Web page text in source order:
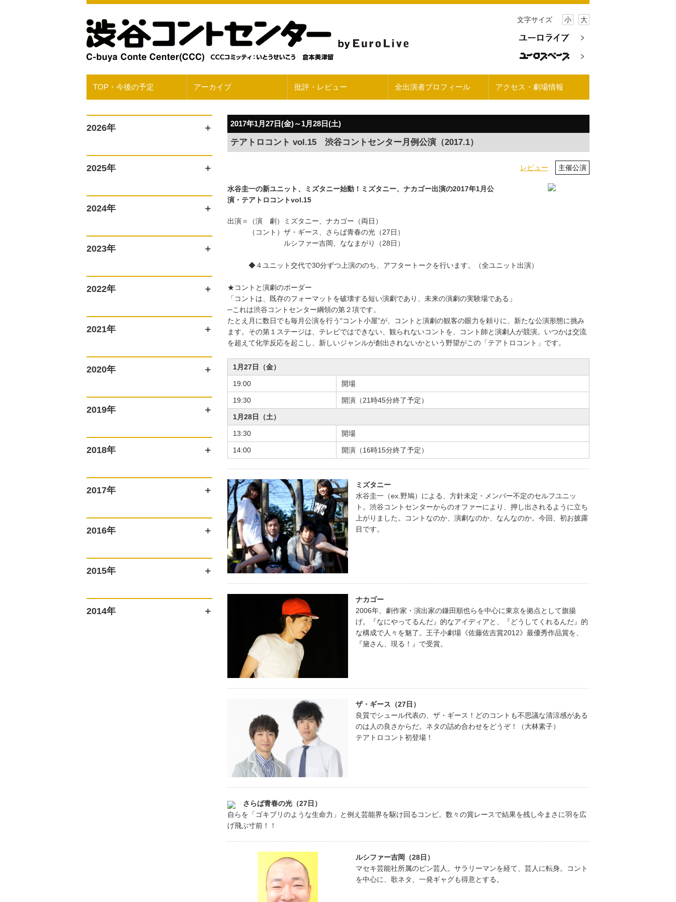
文字サイズ 大
小
TOP・今後の予定 アーカイブ 批評・レビュー 全出演者プロフィール アクセス・劇場情報
2026年
2025年
2024年
2023年
2022年
2021年
2020年
2019年
2018年
2017年
2016年
2015年
2014年
2017年1月27日(金)～1月28日(土)
テアトロコント vol.15 渋谷コントセンター月例公演（2017.1）
レビュー 主催公演
水谷圭一の新ユニット、ミズタニー始動！ミズタニー、ナカゴー出演の2017年1月公
演・テアトロコントvol.15
出演＝（演 劇）ミズタニー、ナカゴー（両日）
（コント）ザ・ギース、さらば青春の光（27日）
ルシファー吉岡、ななまがり（28日）
◆４ユニット交代で30分ずつ上演ののち、アフタートークを行います。（全ユニット出演）
★コントと演劇のボーダー
「コントは、既存のフォーマットを破壊する短い演劇であり、未来の演劇の実験場である」
─これは渋谷コントセンター綱領の第２項です。
たとえ月に数日でも毎月公演を行う“コント小屋”が、コントと演劇の観客の眼力を頼りに、新たな公演形態に挑み
ます。その第１ステージは、テレビではできない、観られないコントを、コント師と演劇人が競演。いつかは交流
を超えて化学反応を起こし、新しいジャンルが創出されないかという野望がこの「テアトロコント」です。
1月27日（金）
19:00 開場
19:30 開演（21時45分終了予定）
1月28日（土）
13:30 開場
14:00 開演（16時15分終了予定）
ミズタニー
水谷圭一（ex.野鳩）による、方針未定・メンバー不定のセルフユニッ
ト。渋谷コントセンターからのオファーにより、押し出されるように立ち
上がりました。コントなのか、演劇なのか、なんなのか。今回、初お披露
目です。
ナカゴー
2006年、劇作家・演出家の鎌田順也らを中心に東京を拠点として旗揚
げ。『なにやってるんだ』的なアイディアと、『どうしてくれるんだ』的
な構成で人々を魅了。王子小劇場《佐藤佐吉賞2012》最優秀作品賞を、
『黛さん、現る！』で受賞。
ザ・ギース（27日）
良質でシュール代表の、ザ・ギース！どのコントも不思議な清涼感がある
のは人の良さからだ。ネタの詰め合わせをどうぞ！（大林素子）
テアトロコント初登場！
さらば青春の光（27日）
自らを「ゴキブリのような生命力」と例え芸能界を駆け回るコンビ。数々の賞レースで結果を残し今まさに羽を広
げ飛ぶ寸前！！
ルシファー吉岡（28日）
マセキ芸能社所属のピン芸人。サラリーマンを経て、芸人に転身。コント
を中心に、歌ネタ、一発ギャグも得意とする。